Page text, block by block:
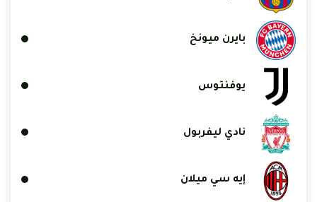
بايرن ميونخ
يوفنتوس
نادي ليفربول
إيه سي ميلان